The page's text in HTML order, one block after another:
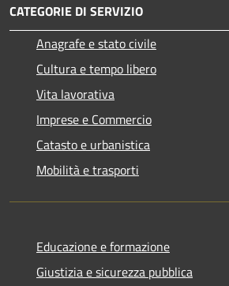
CATEGORIE DI SERVIZIO
Anagrafe e stato civile
Cultura e tempo libero
Vita lavorativa
Imprese e Commercio
Catasto e urbanistica
Mobilità e trasporti
Educazione e formazione
Giustizia e sicurezza pubblica